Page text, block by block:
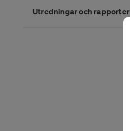
Utredningar och rapporter